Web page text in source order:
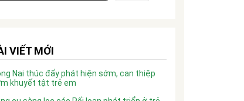
VIẾT MỚI
Nai thúc đẩy phát hiện sớm, can thiệp
khuyết tật trẻ em